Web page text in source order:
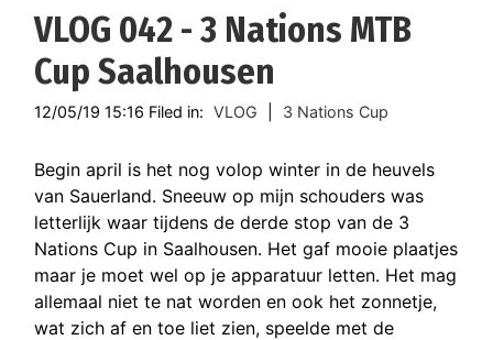
VLOG 042 - 3 Nations MTB
Cup Saalhousen
12/05/19 15:16 Filed in: VLOG 3 Nations Cup
Begin april is het nog volop winter in de heuvels
van Sauerland. Sneeuw op mijn schouders was
letterlijk waar tijdens de derde stop van de 3
Nations Cup in Saalhousen. Het gaf mooie plaatjes
maar je moet wel op je apparatuur letten. Het mag
allemaal niet te nat worden en ook het zonnetje,
wat zich af en toe liet zien, speelde met de